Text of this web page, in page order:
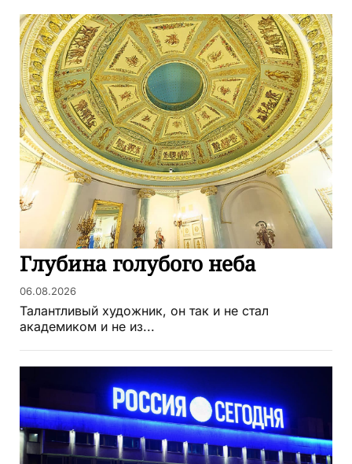
Глубина голубого неба
06.08.2026
Талантливый художник, он так и не стал
академиком и не из...